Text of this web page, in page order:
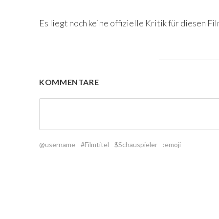
Es liegt noch keine offizielle Kritik für diesen
KOMMENTARE
@username #Filmtitel $Schauspieler :emoji